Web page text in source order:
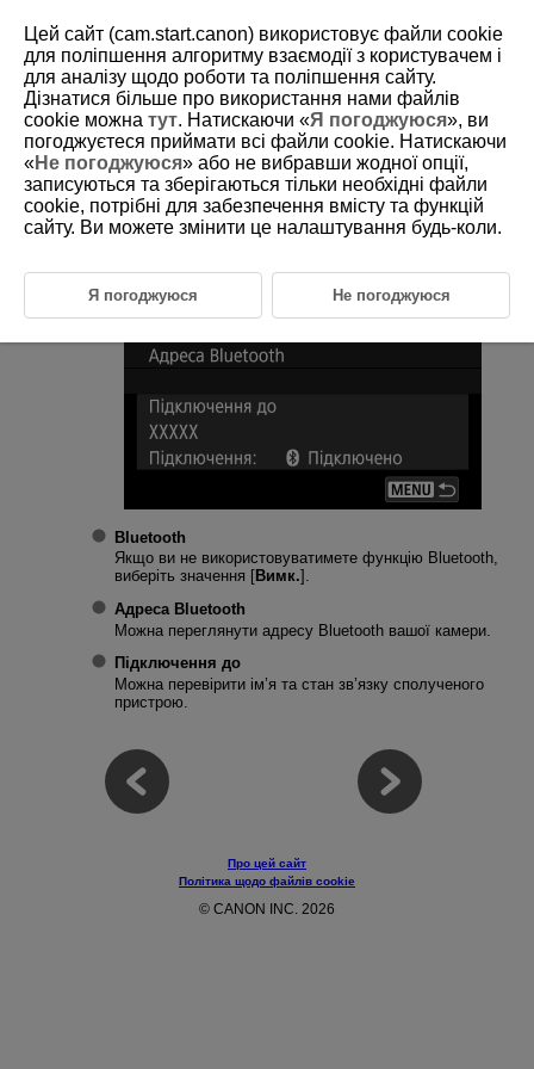
D375-174
Параметри Bluetooth
Виберіть [ :Налашт. Bluetooth] (
).
Bluetooth
Якщо ви не використовуватимете функцію Bluetooth,
виберіть значення [Вимк.].
Адреса Bluetooth
Можна переглянути адресу Bluetooth вашої камери.
Підключення до
Можна перевірити ім’я та стан зв’язку сполученого
пристрою.
Про цей сайт
Політика щодо файлів cookie
© CANON INC. 2026
Цей сайт (cam.start.canon) використовує файли cookie
для поліпшення алгоритму взаємодії з користувачем і
для аналізу щодо роботи та поліпшення сайту.
Дізнатися більше про використання нами файлів
cookie можна тут. Натискаючи «Я погоджуюся», ви
погоджуєтеся приймати всі файли cookie. Натискаючи
«Не погоджуюся» або не вибравши жодної опції,
записуються та зберігаються тільки необхідні файли
cookie, потрібні для забезпечення вмісту та функцій
сайту. Ви можете змінити це налаштування будь-коли.
Я погоджуюся Не погоджуюся